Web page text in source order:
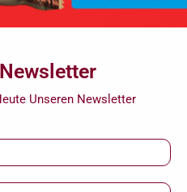
Unseren Newsletter